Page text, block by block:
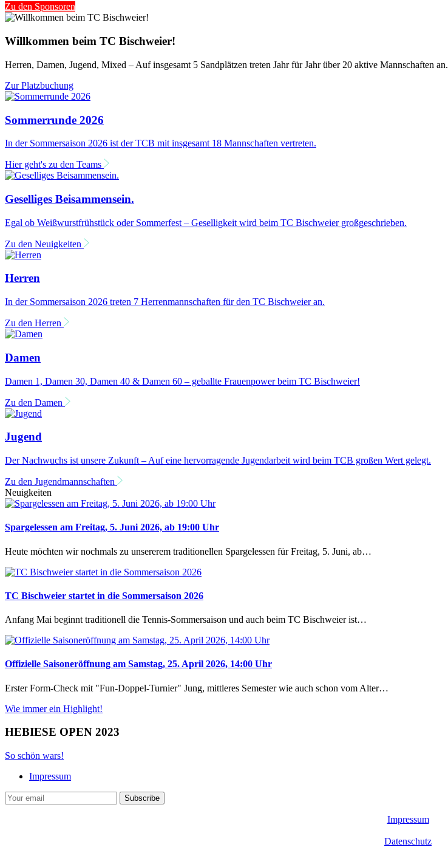
Zu den Sponsoren
Willkommen beim TC Bischweier!
Herren, Damen, Jugend, Mixed – Auf insgesamt 5 Sandplätzen treten Jahr für Jahr über 20 aktive Mannschaften an.
Zur Platzbuchung
Sommerrunde 2026
In der Sommersaison 2026 ist der TCB mit insgesamt 18 Mannschaften vertreten.
Hier geht's zu den Teams
Geselliges Beisammensein.
Egal ob Weißwurstfrühstück oder Sommerfest – Geselligkeit wird beim TC Bischweier großgeschrieben.
Zu den Neuigkeiten
Herren
In der Sommersaison 2026 treten 7 Herrenmannschaften für den TC Bischweier an.
Zu den Herren
Damen
Damen 1, Damen 30, Damen 40 & Damen 60 – geballte Frauenpower beim TC Bischweier!
Zu den Damen
Jugend
Der Nachwuchs ist unsere Zukunft – Auf eine hervorragende Jugendarbeit wird beim TCB großen Wert gelegt.
Zu den Jugendmannschaften
Neuigkeiten
Spargelessen am Freitag, 5. Juni 2026, ab 19:00 Uhr
Heute möchten wir nochmals zu unsererem traditionellen Spargelessen für Freitag, 5. Juni, ab…
TC Bischweier startet in die Sommersaison 2026
Anfang Mai beginnt traditionell die Tennis-Sommersaison und auch beim TC Bischweier ist…
Offizielle Saisoneröffnung am Samstag, 25. April 2026, 14:00 Uhr
Erster Form-Check mit "Fun-Doppel-Turnier" Jung, mittleres Semester wie auch schon vom Alter…
Wie immer ein Highlight!
HEBIESE OPEN 2023
So schön wars!
Impressum
Impressum
Datenschutz